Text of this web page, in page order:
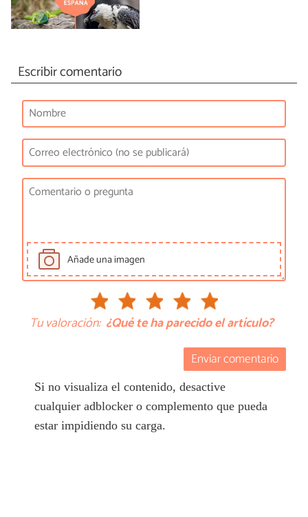
Escribir comentario
Añade una imagen
Tu valoración: ¿Qué te ha parecido el artículo?
Enviar comentario
Si no visualiza el contenido, desactive
cualquier adblocker o complemento que pueda
estar impidiendo su carga.